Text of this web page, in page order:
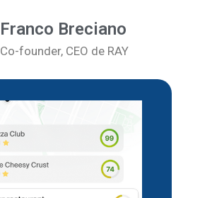
Franco Breciano
Co-founder, CEO de RAY